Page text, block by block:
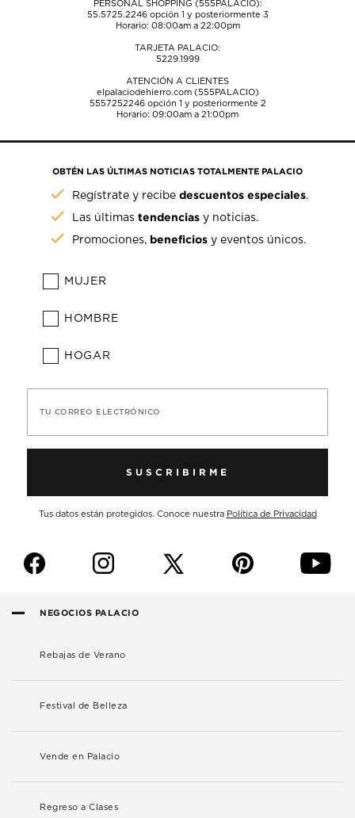
PERSONAL SHOPPING (555PALACIO):
55.5725.2246opción 1 y posteriormente 3
Horario: 08:00am a 22:00pm
TARJETA PALACIO:
5229.1999
ATENCIÓN A CLIENTES
elpalaciodehierro.com (555PALACIO)
5557252246opción 1 y posteriormente 2
Horario: 09:00am a 21:00pm
OBTÉN LAS ÚLTIMAS NOTICIAS TOTALMENTE PALACIO
Regístrate y recibedescuentos especiales.
Las últimastendencias y noticias.
Promociones, beneficios y eventos únicos.
MUJER
HOMBRE
HOGAR
TU CORREO ELECTRÓNICO
SUSCRIBIRME
Tus datos están protegidos. Conoce nuestra Política de Privacidad
f i p y
NEGOCIOS PALACIO
Rebajas de Verano
Festival de Belleza
Vende en Palacio
Regreso a Clases